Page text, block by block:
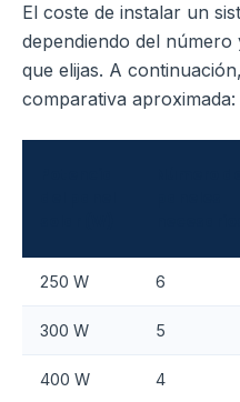
El coste de instalar un
dependiendo del número
que elijas. A
comparativa aproximada:
250 W 6
300 W 5
400 W 4